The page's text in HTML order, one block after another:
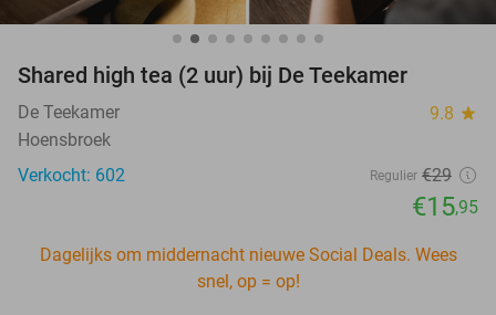
Shared high tea (2 uur) bij De Teekamer
De Teekamer 9.8 star
Hoensbroek
Verkocht: 602
Regulier €29
€15,95
Dagelijks om middernacht nieuwe Social Deals. Wees
snel, op = op!